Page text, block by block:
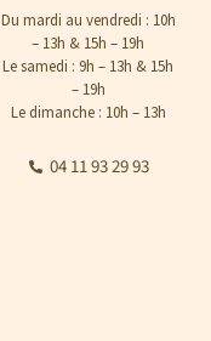
Du mardi au vendredi : 10h
– 13h & 15h – 19h
Le samedi : 9h – 13h & 15h
– 19h
Le dimanche : 10h – 13h
04 11 93 29 93